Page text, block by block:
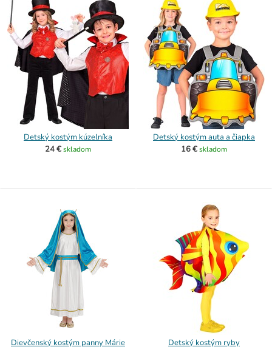
Detský kostým kúzelníka
24 €skladom
Detský kostým auta a čiapka
16 €skladom
Dievčenský kostým panny Márie
Detský kostým ryby